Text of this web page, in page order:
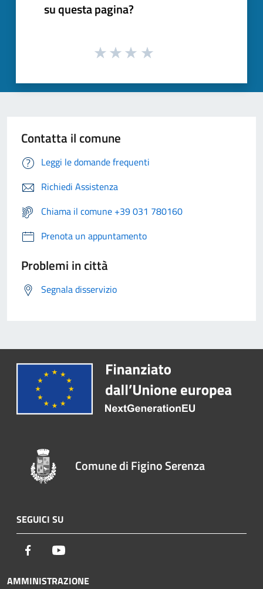
su questa pagina?
Contatta il comune
Leggi le domande frequenti
Richiedi Assistenza
Chiama il comune +39 031 780160
Prenota un appuntamento
Problemi in città
Segnala disservizio
Comune di Figino Serenza
SEGUICI SU
Facebook
AMMINISTRAZIONE